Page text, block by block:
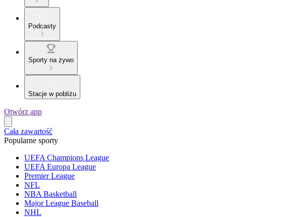
Podcasty
Sporty na żywo
Stacje w pobliżu
Otwórz app
Cała zawartość
Popularne sporty
UEFA Champions League
UEFA Europa League
Premier League
NFL
NBA Basketball
Major League Baseball
NHL